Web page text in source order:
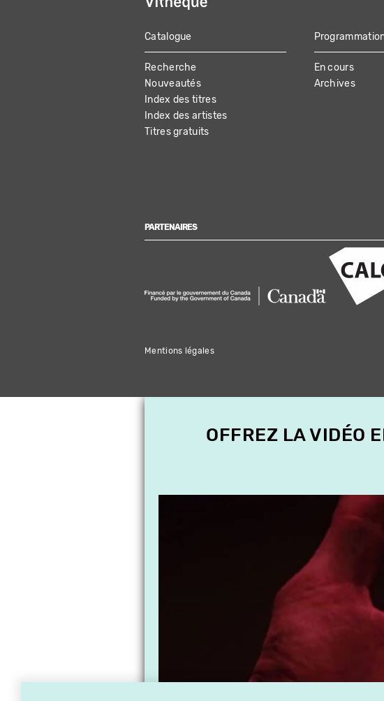
MAIN
NAVIGATION
Catalogue
Recherche
Nouveautés
Index des titres
Index des artistes
Titres gratuits
En cours
Archives
PARTENAIRES
Mentions légales
OFFREZ LA VIDÉO